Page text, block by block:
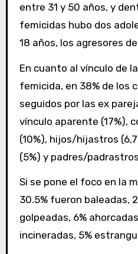
entre 31 y 50 años, y
femicidas hubo dos
18 años, los agresores
En cuanto al vínculo de
femicida, en 38% de los
seguidos por las ex
vínculo aparente (17%),
(10%), hijos/hijastros
(5%) y padres/
Si se pone el foco en la
30.5% fueron baleadas,
golpeadas, 6%
incineradas, 5%